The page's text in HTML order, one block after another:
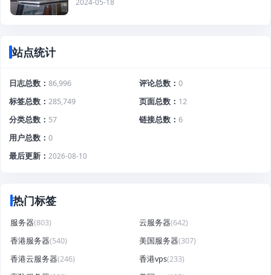
站点统计
日志总数 86,996 评论总数
0
标签总数
285,749 页面总数
12
分类总数
57 链接总数
6
用户总数
0
最后更新
2026-08-10
热门标签
服务器(803) 云服务器(642)
香港服务器(540) 美国服务器(307)
香港云服务器(246) 香港vps(233)